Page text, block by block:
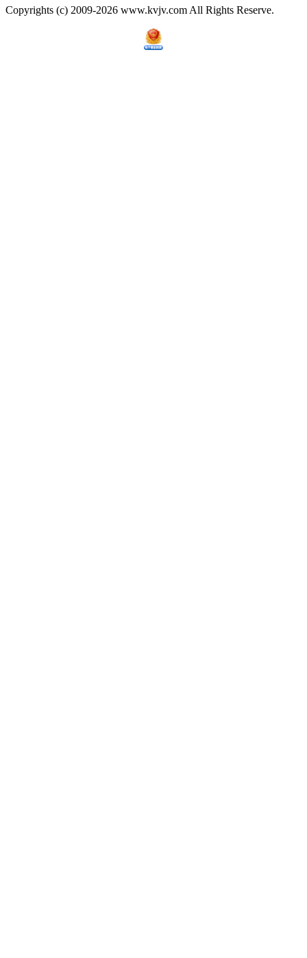
Copyrights (c) 2009-2026 www.kvjv.com All Rights Reserve.